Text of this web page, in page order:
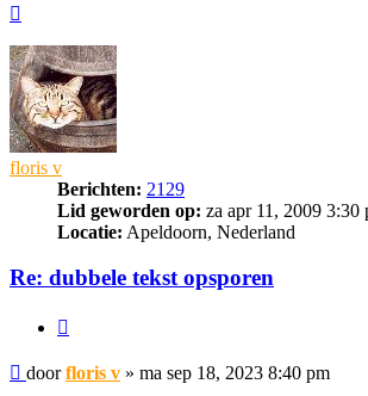
floris v
Berichten: 2129
Lid geworden op: za apr 11, 2009 3:30
Locatie: Apeldoorn, Nederland
Re: dubbele tekst opsporen
Bericht
doorfloris v » ma sep 18, 2023 8:40 pm